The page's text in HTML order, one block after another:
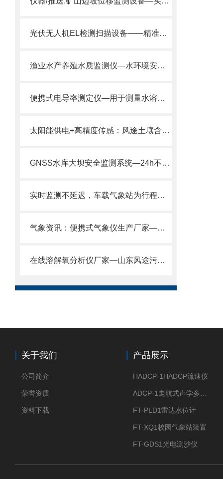
光伏无人机EL检测扫描设备——精准定位组件内部问题，为光伏质量保驾护航。
渔业水产养殖水质监测仪—水环境安全监测的水资源监测系统@2024顺丰包邮
便携式电导率测定仪—用于测量水溶液的电导率、盐度2025全+境+派+送
太阳能供电+高精度传感：风途土壤含水率监测站解决野外监测难题
GNSS水库大坝安全监测系统—24h不间断地监测大坝位移情况@风途推送
实时监测不延迟，车载气象站为行程开启气象“直播”模式。
气象资讯：便携式气象仪生产厂家—绝对值得信赖的移动式一体化气象站
在线溶解氧分析仪厂家—山东风途污水处理、水产养殖、环境监测全覆盖
关于我们
公司简介
荣誉资质
资料下载
产品展示
HADCP-1HADCP流速仪
FT-PLD1雷达水位计
FT-XQ1校园气象站装置
FT-GDS1光电测沙仪